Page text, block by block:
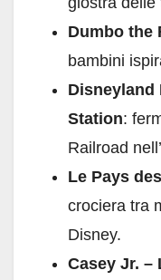
Dumbo the
bambini
Disneyland
Station:
Railroad
Le Pays
crociera tra
Disney.
Casey Jr. –